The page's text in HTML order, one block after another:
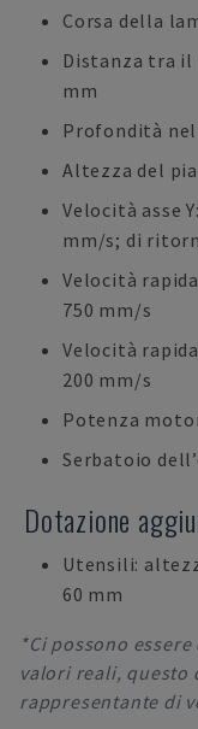
Corsa della
Distanza tra il
mm
Profondità
Altezza del
Velocità asse
mm/s; di
Velocità rapida
750 mm/s
Velocità
200 mm/s
Potenza
Serbatoio
Dotazione
Utensili:
60 mm
*Ci possono
valori reali, questo
rappresentante di